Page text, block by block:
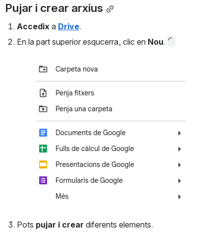
Pujar i crear arxius
Accedix a Drive.
En la part superior esqucerra, clic en Nou.
Open
Pots pujar i crear diferents elements.